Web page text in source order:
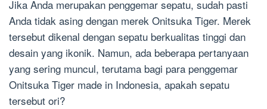
Jika Anda merupakan penggemar sepatu, sudah pasti
Anda tidak asing dengan merek Onitsuka Tiger. Merek
tersebut dikenal dengan sepatu berkualitas tinggi dan
desain yang ikonik. Namun, ada beberapa pertanyaan
yang sering muncul, terutama bagi para penggemar
Onitsuka Tiger made in Indonesia, apakah sepatu
tersebut ori?